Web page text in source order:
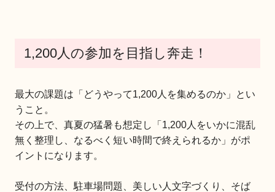
1,200人の参加を目指し奔走！
最大の課題は「どうやって1,200人を集めるのか」とい
うこと。
その上で、真夏の猛暑も想定し「1,200人をいかに混乱
無く整理し、なるべく短い時間で終えられるか」がポ
イントになります。
受付の方法、駐車場問題、美しい人文字づくり、そば